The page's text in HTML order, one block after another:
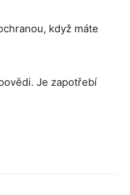
když máte
Je zapotřebí